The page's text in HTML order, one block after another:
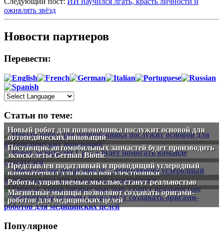
оживлять звёзд
Новости партнеров
Перевести:
Статьи по теме:
Новый робот для позвоночника послужит основой для
ортопедических инноваций
Поставщик автомобильных запчастей будет производить
экзоскелеты German Bionic
Представлен податливый и проводящий углеродный
наноматериал для накожной электроники
Роботы, управляемые мыслью, станут реальностью
Магнитные мышцы позволяют создавать оригами-
роботов для медицинских целей
Популярное